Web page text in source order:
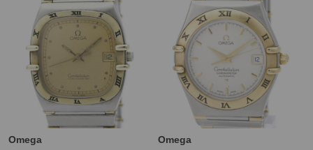
Omega Omega